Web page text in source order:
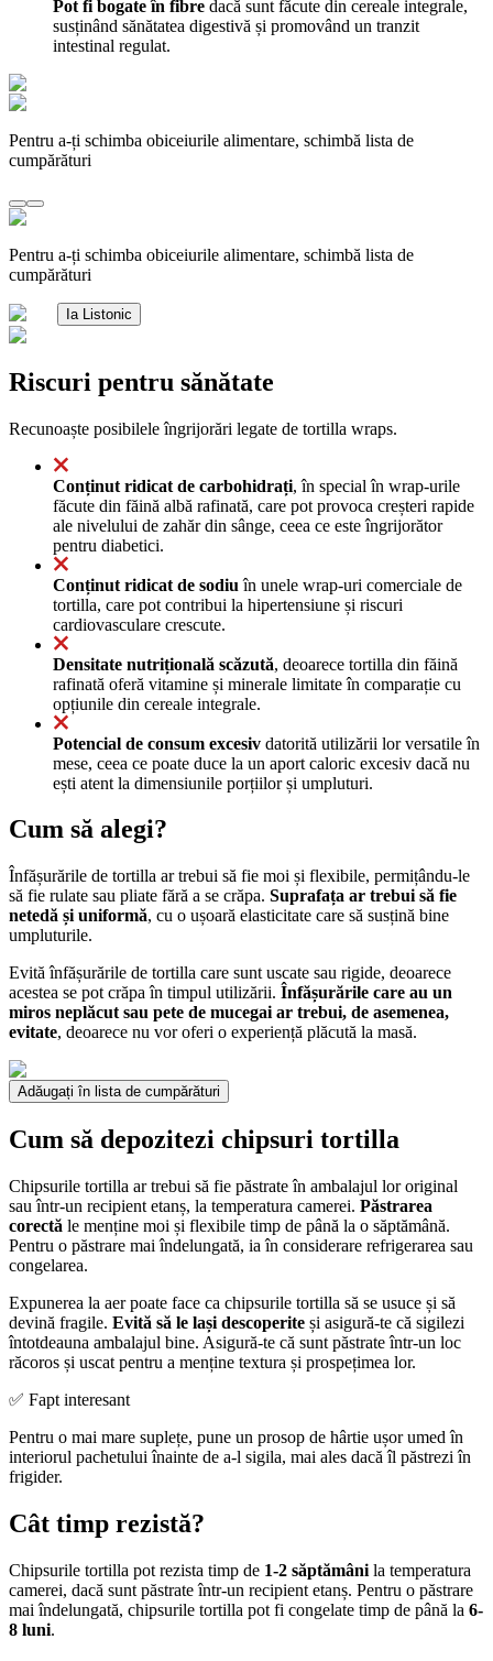
Pot fi bogate în fibre dacă sunt făcute din cereale integrale,
susținând sănătatea digestivă și promovând un tranzit
intestinal regulat.
Pentru a-ți schimba obiceiurile alimentare, schimbă lista de
cumpărături
Pentru a-ți schimba obiceiurile alimentare, schimbă lista de
cumpărături
Ia Listonic
Riscuri pentru sănătate
Recunoaște posibilele îngrijorări legate de tortilla wraps.
Conținut ridicat de carbohidrați, în special în wrap-urile
făcute din făină albă rafinată, care pot provoca creșteri rapide
ale nivelului de zahăr din sânge, ceea ce este îngrijorător
pentru diabetici.
Conținut ridicat de sodiu în unele wrap-uri comerciale de
tortilla, care pot contribui la hipertensiune și riscuri
cardiovasculare crescute.
Densitate nutrițională scăzută, deoarece tortilla din făină
rafinată oferă vitamine și minerale limitate în comparație cu
opțiunile din cereale integrale.
Potencial de consum excesiv datorită utilizării lor versatile în
mese, ceea ce poate duce la un aport caloric excesiv dacă nu
ești atent la dimensiunile porțiilor și umpluturi.
Cum să alegi?
Înfășurările de tortilla ar trebui să fie moi și flexibile, permițându-le
să fie rulate sau pliate fără a se crăpa. Suprafața ar trebui să fie
netedă și uniformă, cu o ușoară elasticitate care să susțină bine
umpluturile.
Evită înfășurările de tortilla care sunt uscate sau rigide, deoarece
acestea se pot crăpa în timpul utilizării. Înfășurările care au un
miros neplăcut sau pete de mucegai ar trebui, de asemenea,
evitate, deoarece nu vor oferi o experiență plăcută la masă.
Adăugați în lista de cumpărături
Cum să depozitezi chipsuri tortilla
Chipsurile tortilla ar trebui să fie păstrate în ambalajul lor original
sau într-un recipient etanș, la temperatura camerei. Păstrarea
corectă le menține moi și flexibile timp de până la o săptămână.
Pentru o păstrare mai îndelungată, ia în considerare refrigerarea sau
congelarea.
Expunerea la aer poate face ca chipsurile tortilla să se usuce și să
devină fragile. Evită să le lași descoperite și asigură-te că sigilezi
întotdeauna ambalajul bine. Asigură-te că sunt păstrate într-un loc
răcoros și uscat pentru a menține textura și prospețimea lor.
✅ Fapt interesant
Pentru o mai mare suplețe, pune un prosop de hârtie ușor umed în
interiorul pachetului înainte de a-l sigila, mai ales dacă îl păstrezi în
frigider.
Cât timp rezistă?
Chipsurile tortilla pot rezista timp de 1-2 săptămâni la temperatura
camerei, dacă sunt păstrate într-un recipient etanș. Pentru o păstrare
mai îndelungată, chipsurile tortilla pot fi congelate timp de până la 6-
8 luni.